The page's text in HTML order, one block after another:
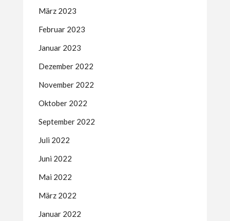
März 2023
Februar 2023
Januar 2023
Dezember 2022
November 2022
Oktober 2022
September 2022
Juli 2022
Juni 2022
Mai 2022
März 2022
Januar 2022